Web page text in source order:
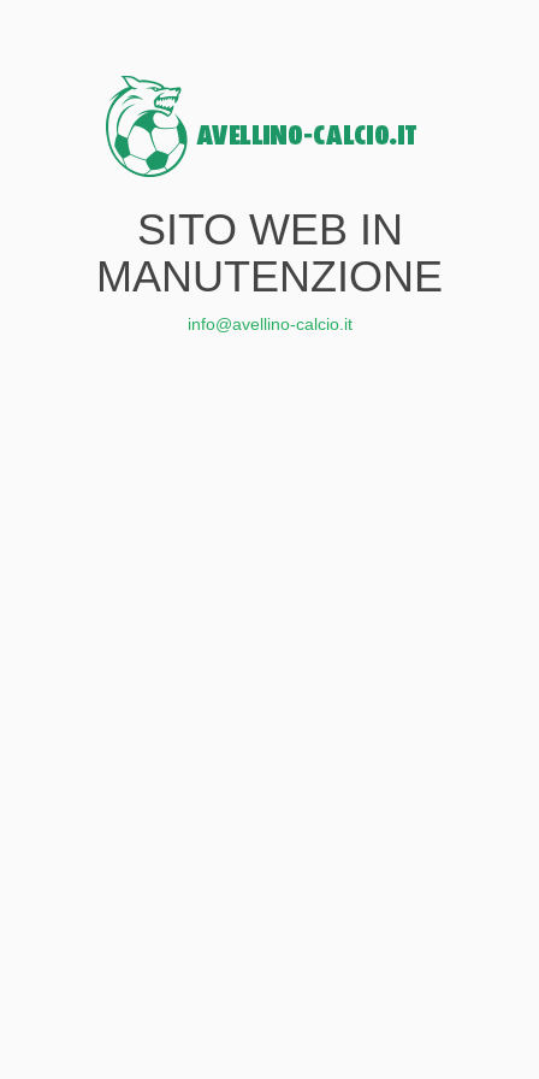
SITO WEB IN
MANUTENZIONE
info@avellino-calcio.it